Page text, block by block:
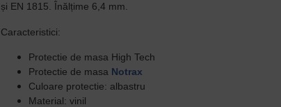
și EN 1815. Înălțime 6,4 mm.
Caracteristici:
Protectie de masa High Tech
Protectie de masa Notrax
Culoare protectie: albastru
Material: vinil